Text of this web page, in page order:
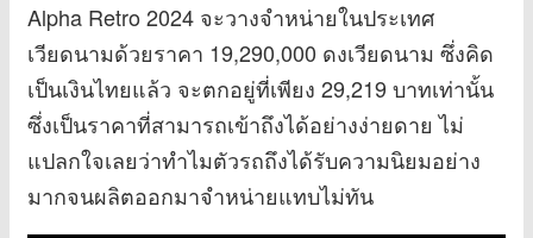
Alpha Retro 2024 จะวางจำหน่ายในประเทศ
เวียดนามด้วยราคา 19,290,000 ดงเวียดนาม ซึ่งคิด
เป็นเงินไทยแล้ว จะตกอยู่ที่เพียง 29,219 บาทเท่านั้น
ซึ่งเป็นราคาที่สามารถเข้าถึงได้อย่างง่ายดาย ไม่
แปลกใจเลยว่าทำไมตัวรถถึงได้รับความนิยมอย่าง
มากจนผลิตออกมาจำหน่ายแทบไม่ทัน